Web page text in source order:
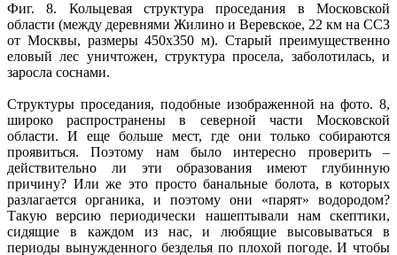
Фиг. 8. Кольцевая структура проседания в Московской
области (между деревнями Жилино и Веревское, 22 км на ССЗ
от Москвы, размеры 450х350 м). Старый преимущественно
еловый лес уничтожен, структура просела, заболотилась, и
заросла соснами.
Структуры проседания, подобные изображенной на фото. 8,
широко распространены в северной части Московской
области. И еще больше мест, где они только собираются
проявиться. Поэтому нам было интересно проверить –
действительно ли эти образования имеют глубинную
причину? Или же это просто банальные болота, в которых
разлагается органика, и поэтому они «парят» водородом?
Такую версию периодически нашептывали нам скептики,
сидящие в каждом из нас, и любящие высовываться в
периоды вынужденного безделья по плохой погоде. И чтобы